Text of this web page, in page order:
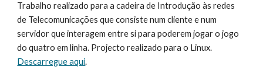
Trabalho realizado para a cadeira de Introdução às redes
de Telecomunicações que consiste num cliente e num
servidor que interagem entre si para poderem jogar o jogo
Descarregue aqui.